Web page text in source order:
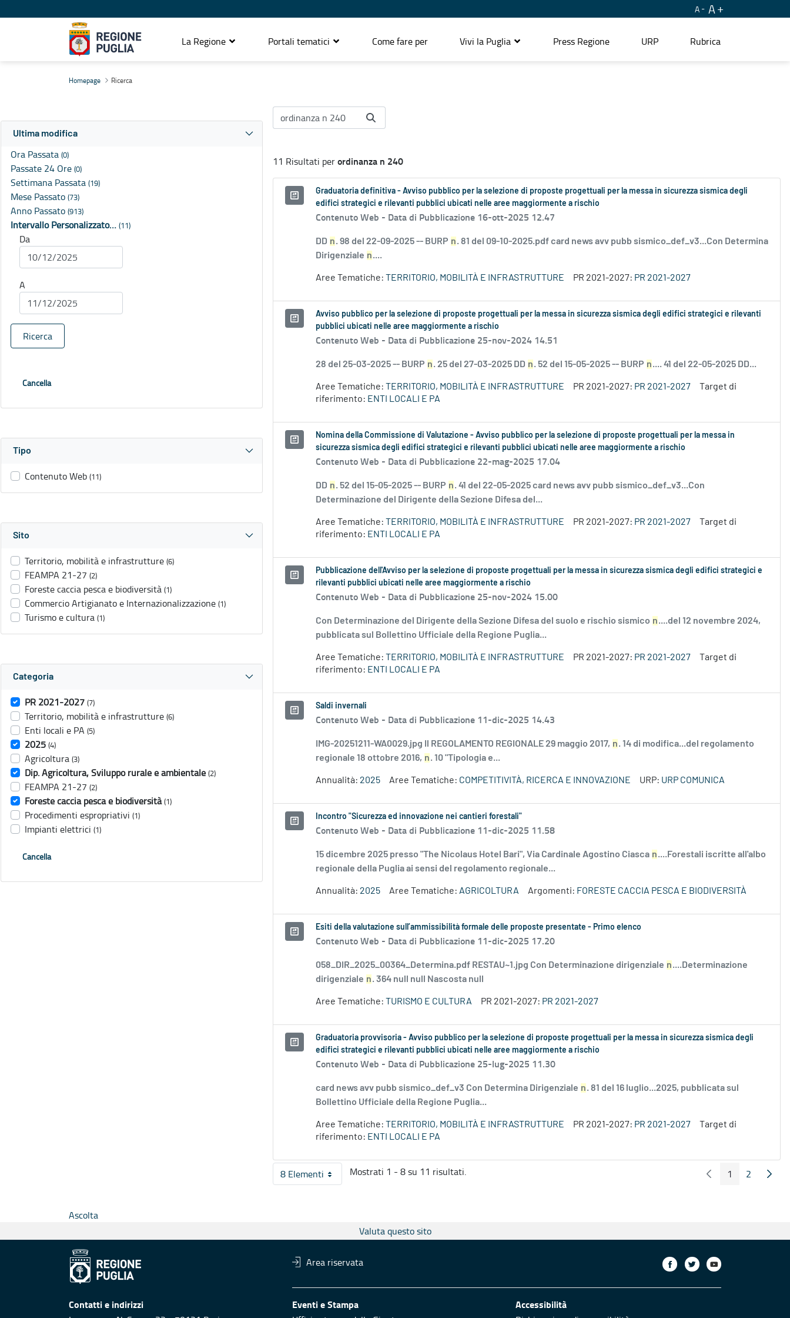
A A
La Regione Portali tematici Come fare per Vivi la Puglia Press Regione URP Rubrica
Homepage Ricerca
Ultima modifica
Ora Passata (0)
Passate 24 Ore (0)
Settimana Passata (19)
Mese Passato (73)
Anno Passato (913)
Intervallo Personalizzato… (11)
Da
A
Ricerca
Cancella
Tipo
Contenuto Web (11)
Sito
Territorio, mobilità e infrastrutture (6)
FEAMPA 21-27 (2)
Foreste caccia pesca e biodiversità (1)
Commercio Artigianato e Internazionalizzazione (1)
Turismo e cultura (1)
Categoria
PR 2021-2027 (7)
Territorio, mobilità e infrastrutture (6)
Enti locali e PA (5)
2025 (4)
Agricoltura (3)
Dip. Agricoltura, Sviluppo rurale e ambientale (2)
FEAMPA 21-27 (2)
Foreste caccia pesca e biodiversità (1)
Procedimenti espropriativi (1)
Impianti elettrici (1)
Cancella
11 Risultati perordinanza n 240
Graduatoria definitiva - Avviso pubblico per la selezione di proposte progettuali per la messa in sicurezza sismica degli
edifici strategici e rilevanti pubblici ubicati nelle aree maggiormente a rischio
Contenuto Web - Data di Pubblicazione 16-ott-2025 12.47
DD n. 98 del 22-09-2025 -- BURP n. 81 del 09-10-2025.pdf card news avv pubb sismico_def_v3...Con Determina
Dirigenziale n....
Aree Tematiche: TERRITORIO, MOBILITÀ E INFRASTRUTTURE PR 2021-2027: PR 2021-2027
Avviso pubblico per la selezione di proposte progettuali per la messa in sicurezza sismica degli edifici strategici e rilevanti
pubblici ubicati nelle aree maggiormente a rischio
Contenuto Web - Data di Pubblicazione 25-nov-2024 14.51
28 del 25-03-2025 -- BURP n. 25 del 27-03-2025 DD n. 52 del 15-05-2025 -- BURP n.... 41 del 22-05-2025 DD...
Aree Tematiche: TERRITORIO, MOBILITÀ E INFRASTRUTTURE PR 2021-2027: PR 2021-2027
Target di
riferimento: ENTI LOCALI E PA
Nomina della Commissione di Valutazione - Avviso pubblico per la selezione di proposte progettuali per la messa in
sicurezza sismica degli edifici strategici e rilevanti pubblici ubicati nelle aree maggiormente a rischio
Contenuto Web - Data di Pubblicazione 22-mag-2025 17.04
DD n. 52 del 15-05-2025 -- BURP n. 41 del 22-05-2025 card news avv pubb sismico_def_v3...Con
Determinazione del Dirigente della Sezione Difesa del...
Aree Tematiche: TERRITORIO, MOBILITÀ E INFRASTRUTTURE PR 2021-2027: PR 2021-2027
Target di
riferimento: ENTI LOCALI E PA
Pubblicazione dell'Avviso per la selezione di proposte progettuali per la messa in sicurezza sismica degli edifici strategici e
rilevanti pubblici ubicati nelle aree maggiormente a rischio
Contenuto Web - Data di Pubblicazione 25-nov-2024 15.00
Con Determinazione del Dirigente della Sezione Difesa del suolo e rischio sismico n....del 12 novembre 2024,
pubblicata sul Bollettino Ufficiale della Regione Puglia...
Aree Tematiche: TERRITORIO, MOBILITÀ E INFRASTRUTTURE PR 2021-2027: PR 2021-2027
Target di
riferimento: ENTI LOCALI E PA
Saldi invernali
Contenuto Web - Data di Pubblicazione 11-dic-2025 14.43
IMG-20251211-WA0029.jpg Il REGOLAMENTO REGIONALE 29 maggio 2017, n. 14 di modifica...del regolamento
regionale 18 ottobre 2016, n. 10 "Tipologia e...
Annualità: 2025 Aree Tematiche: COMPETITIVITÀ, RICERCA E INNOVAZIONE URP: URP COMUNICA
Incontro "Sicurezza ed innovazione nei cantieri forestali"
Contenuto Web - Data di Pubblicazione 11-dic-2025 11.58
15 dicembre 2025 presso "The Nicolaus Hotel Bari", Via Cardinale Agostino Ciasca n....Forestali iscritte all'albo
regionale della Puglia ai sensi del regolamento regionale...
Annualità: 2025 Aree Tematiche: AGRICOLTURA Argomenti: FORESTE CACCIA PESCA E BIODIVERSITÀ
Esiti della valutazione sull’ammissibilità formale delle proposte presentate - Primo elenco
Contenuto Web - Data di Pubblicazione 11-dic-2025 17.20
058_DIR_2025_00364_Determina.pdf RESTAU~1.jpg Con Determinazione dirigenziale n....Determinazione
dirigenziale n. 364 null null Nascosta null
Aree Tematiche: TURISMO E CULTURA PR 2021-2027: PR 2021-2027
Graduatoria provvisoria - Avviso pubblico per la selezione di proposte progettuali per la messa in sicurezza sismica degli
edifici strategici e rilevanti pubblici ubicati nelle aree maggiormente a rischio
Contenuto Web - Data di Pubblicazione 25-lug-2025 11.30
card news avv pubb sismico_def_v3 Con Determina Dirigenziale n. 81 del 16 luglio...2025, pubblicata sul
Bollettino Ufficiale della Regione Puglia...
Aree Tematiche: TERRITORIO, MOBILITÀ E INFRASTRUTTURE PR 2021-2027: PR 2021-2027
Target di
riferimento: ENTI LOCALI E PA
8 ElementiPer pagina
Mostrati 1 - 8 su 11 risultati. Pagina Precedente
Pagina
1 Pagina
2
Ascolta
Valuta questo sito
Area riservata
Contatti e indirizzi Eventi e Stampa Accessibilità